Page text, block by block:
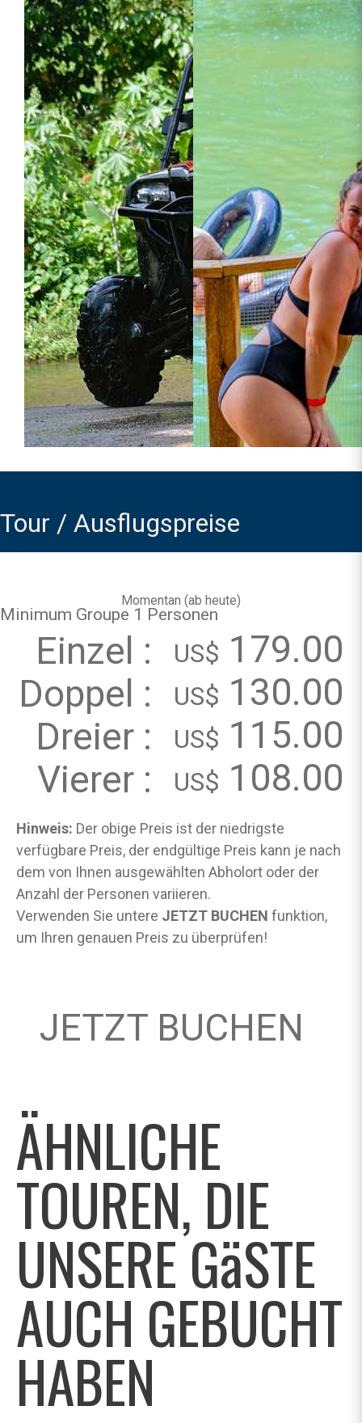
Tour / Ausflugspreise
Momentan (ab heute)
Minimum Groupe 1 Personen
Einzel : US$ 179.00
Doppel :
US$ 130.00
Dreier :
US$ 115.00
Vierer :
US$ 108.00
Hinweis: Der obige Preis ist der niedrigste
verfügbare Preis, der endgültige Preis kann je nach
dem von Ihnen ausgewählten Abholort oder der
Anzahl der Personen variieren.
Verwenden Sie untere JETZT BUCHEN funktion,
um Ihren genauen Preis zu überprüfen!
JETZT BUCHEN
ÄHNLICHE
TOUREN, DIE
UNSERE GäSTE
AUCH GEBUCHT
HABEN